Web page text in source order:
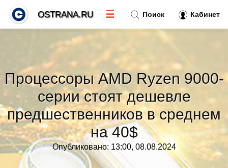
Процессоры AMD Ryzen 9000-
серии стоят дешевле
предшественников в среднем
на 40$
Опубликовано: 13:00, 08.08.2024
Поиск Кабинет
OSTRANA.RU ☰
Тренды новостей »
Рубрики»
Правила»